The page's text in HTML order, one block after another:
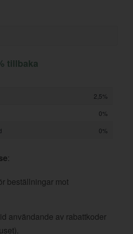
tillbaka
2,5%
0%
0%
:
beställningar mot
användande av rabattkoder